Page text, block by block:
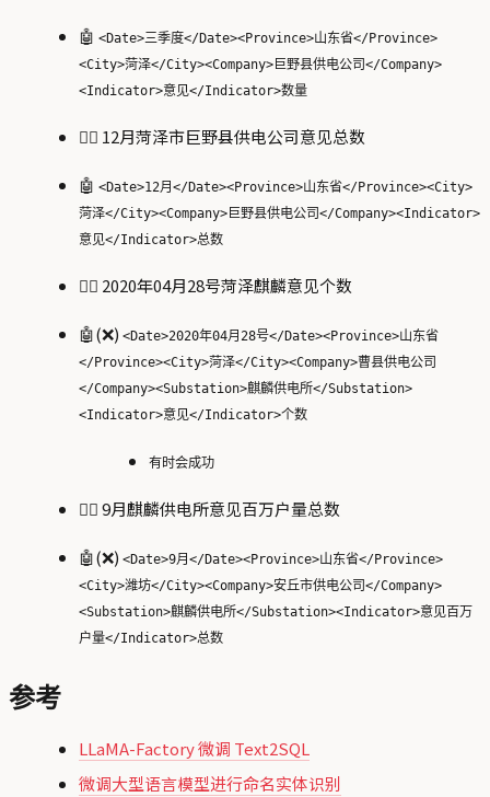
🤖 <Date>三季度</Date><Province>山东省</Province>
<City>菏泽</City><Company>巨野县供电公司</Company>
<Indicator>意见</Indicator>数量
🙋‍♂️ 12月菏泽市巨野县供电公司意见总数
🤖 <Date>12月</Date><Province>山东省</Province><City>
菏泽</City><Company>巨野县供电公司</Company><Indicator>
意见</Indicator>总数
🙋‍♂️ 2020年04月28号菏泽麒麟意见个数
🤖(❌) <Date>2020年04月28号</Date><Province>山东省
</Province><City>菏泽</City><Company>曹县供电公司
</Company><Substation>麒麟供电所</Substation>
<Indicator>意见</Indicator>个数
有时会成功
🙋‍♂️ 9月麒麟供电所意见百万户量总数
🤖(❌) <Date>9月</Date><Province>山东省</Province>
<City>潍坊</City><Company>安丘市供电公司</Company>
<Substation>麒麟供电所</Substation><Indicator>意见百万
户量</Indicator>总数
参考
LLaMA-Factory 微调 Text2SQL
微调大型语言模型进行命名实体识别